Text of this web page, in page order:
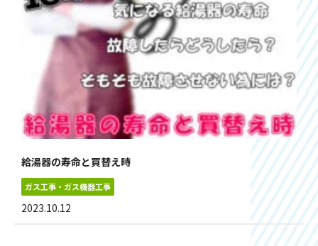
給湯器の寿命と買替え時
ガス工事・ガス機器工事
2023.10.12